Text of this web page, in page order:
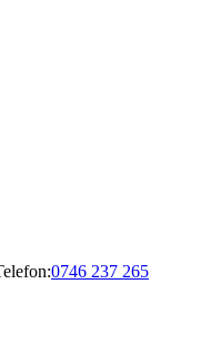
0746 237 265